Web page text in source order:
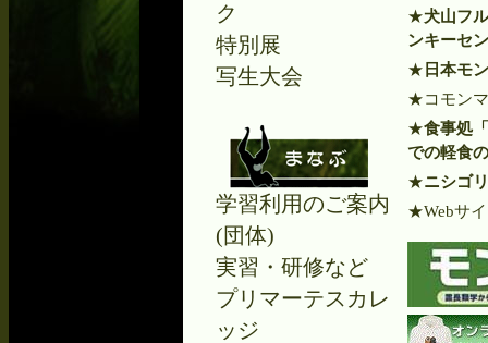
★犬山フ
ンキーセ
★ 日本モ
★コモン
★食事処
での軽食
★ニシゴ
★Webサ
ク
特別展
写生大会
学習利用のご案内
(団体)
実習・研修など
プリマーテスカレ
ッジ